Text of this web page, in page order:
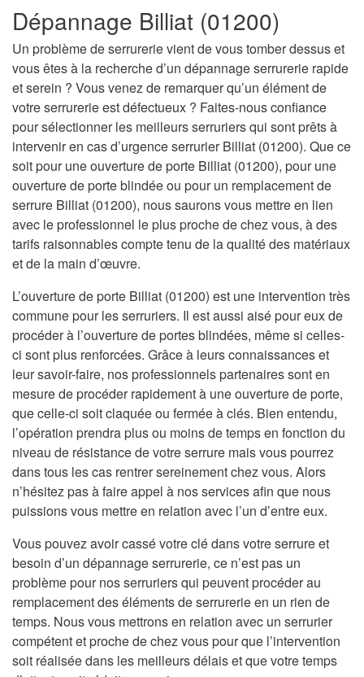
Dépannage Billiat (01200)
Un problème de serrurerie vient de vous tomber dessus et
vous êtes à la recherche d’un dépannage serrurerie rapide
et serein ? Vous venez de remarquer qu’un élément de
votre serrurerie est défectueux ? Faites-nous confiance
pour sélectionner les meilleurs serruriers qui sont prêts à
intervenir en cas d’urgence serrurier Billiat (01200). Que ce
soit pour une ouverture de porte Billiat (01200), pour une
ouverture de porte blindée ou pour un remplacement de
serrure Billiat (01200), nous saurons vous mettre en lien
avec le professionnel le plus proche de chez vous, à des
tarifs raisonnables compte tenu de la qualité des matériaux
et de la main d’œuvre.
L’ouverture de porte Billiat (01200) est une intervention très
commune pour les serruriers. Il est aussi aisé pour eux de
procéder à l’ouverture de portes blindées, même si celles-
ci sont plus renforcées. Grâce à leurs connaissances et
leur savoir-faire, nos professionnels partenaires sont en
mesure de procéder rapidement à une ouverture de porte,
que celle-ci soit claquée ou fermée à clés. Bien entendu,
l’opération prendra plus ou moins de temps en fonction du
niveau de résistance de votre serrure mais vous pourrez
dans tous les cas rentrer sereinement chez vous. Alors
n’hésitez pas à faire appel à nos services afin que nous
puissions vous mettre en relation avec l’un d’entre eux.
Vous pouvez avoir cassé votre clé dans votre serrure et
besoin d’un dépannage serrurerie, ce n’est pas un
problème pour nos serruriers qui peuvent procéder au
remplacement des éléments de serrurerie en un rien de
temps. Nous vous mettrons en relation avec un serrurier
compétent et proche de chez vous pour que l’intervention
soit réalisée dans les meilleurs délais et que votre temps